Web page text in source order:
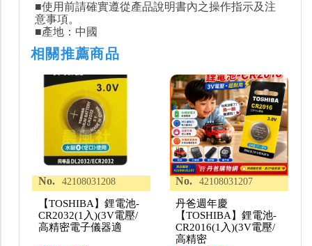
■使用前請確實遵從產品說明書內之操作指示及注
意事項。
■產地：中國
相關推薦商品
No. 42108031208
【TOSHIBA】鋰電池-
CR2032(1入)(3V電壓/
高精密電子儀器適
No. 42108031207
丹爸週年慶
【TOSHIBA】鋰電池-
CR2016(1入)(3V電壓/
高精密